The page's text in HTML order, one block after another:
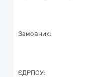
Замовник:
ЄДРПОУ: